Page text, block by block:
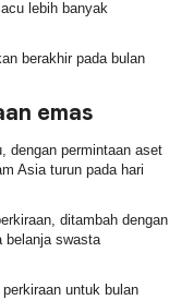
lebih banyak
berakhir pada bulan
emas
dengan permintaan aset
Asia turun pada hari
ditambah dengan
belanja swasta
untuk bulan